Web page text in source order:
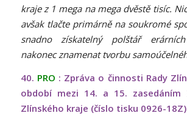
kraje z 1 mega na mega dvěstě tisíc.
avšak tlačte primárně na soukromé
snadno získatelný polštář
nakonec znamenat tvorbu
40. PRO : Zpráva o činnosti Rady
období mezi 14. a 15. zasedáním
Zlínského kraje (číslo tisku 0926-18Z)